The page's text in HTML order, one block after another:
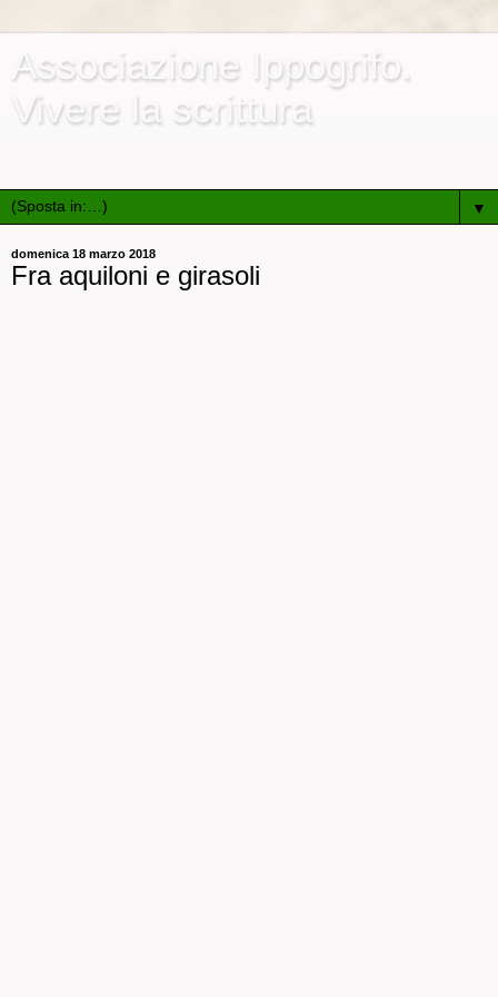
Associazione Ippogrifo.
Vivere la scrittura
▼
domenica 18 marzo 2018
Fra aquiloni e girasoli